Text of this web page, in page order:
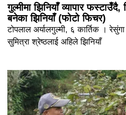
गुल्मीमा झिनियाँ व्यापार
बनेका झिनियाँ (फोटो फिचर)
टोपलाल अर्यालगुल्मी, ६ कार्तिक ।
सुमित्रा श्रेष्ठलाई अहिले झिनियाँ